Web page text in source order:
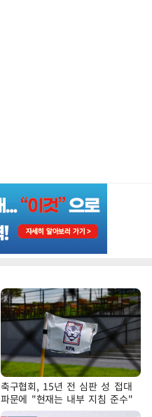
축구협회, 15년 전 심판 성 접대
파문에 "현재는 내부 지침 준수"